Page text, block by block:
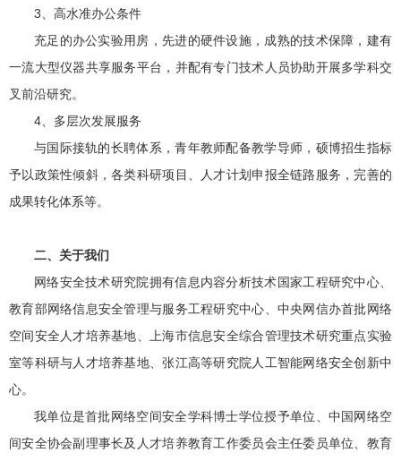
3、高水准办公条件
充足的办公实验用房，先进的硬件设施，成熟的技术保障，建有
一流大型仪器共享服务平台，并配有专门技术人员协助开展多学科交
叉前沿研究。
4、多层次发展服务
与国际接轨的长聘体系，青年教师配备教学导师，硕博招生指标
予以政策性倾斜，各类科研项目、人才计划申报全链路服务，完善的
成果转化体系等。
二、关于我们
网络安全技术研究院拥有信息内容分析技术国家工程研究中心、
教育部网络信息安全管理与服务工程研究中心、中央网信办首批网络
空间安全人才培养基地、上海市信息安全综合管理技术研究重点实验
室等科研与人才培养基地、张江高等研究院人工智能网络安全创新中
心。
我单位是首批网络空间安全学科博士学位授予单位、中国网络空
间安全协会副理事长及人才培养教育工作委员会主任委员单位、教育